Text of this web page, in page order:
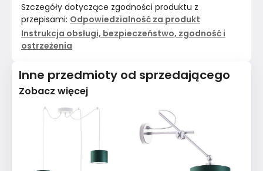
Szczegóły dotyczące zgodności produktu z
przepisami: Odpowiedzialność za produkt
Instrukcja obsługi, bezpieczeństwo, zgodność i
ostrzeżenia
Inne przedmioty od sprzedającego
Zobacz więcej